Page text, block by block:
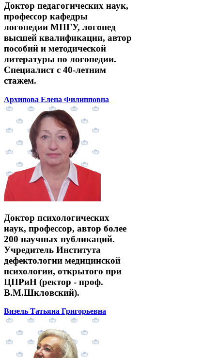
Доктор педагогических наук,
профессор кафедры
логопедии МПГУ, логопед
высшей квалификации, автор
пособий и методической
литературы по логопедии.
Специалист с 40-летним
стажем.
Архипова Елена Филипповна
Доктор психологических
наук, профессор, автор более
200 научных публикаций.
Учредитель Института
дефектологии медицинской
психологии, открытого при
ЦПРиН (ректор - проф.
В.М.Шкловский).
Визель Татьяна Григорьевна